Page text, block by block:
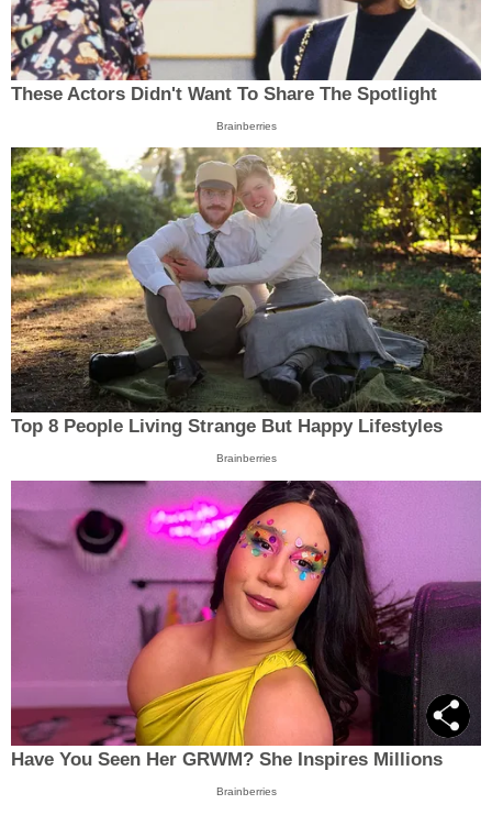
These Actors Didn't Want To Share The Spotlight
Brainberries
Top 8 People Living Strange But Happy Lifestyles
Brainberries
Have You Seen Her GRWM? She Inspires Millions
Brainberries